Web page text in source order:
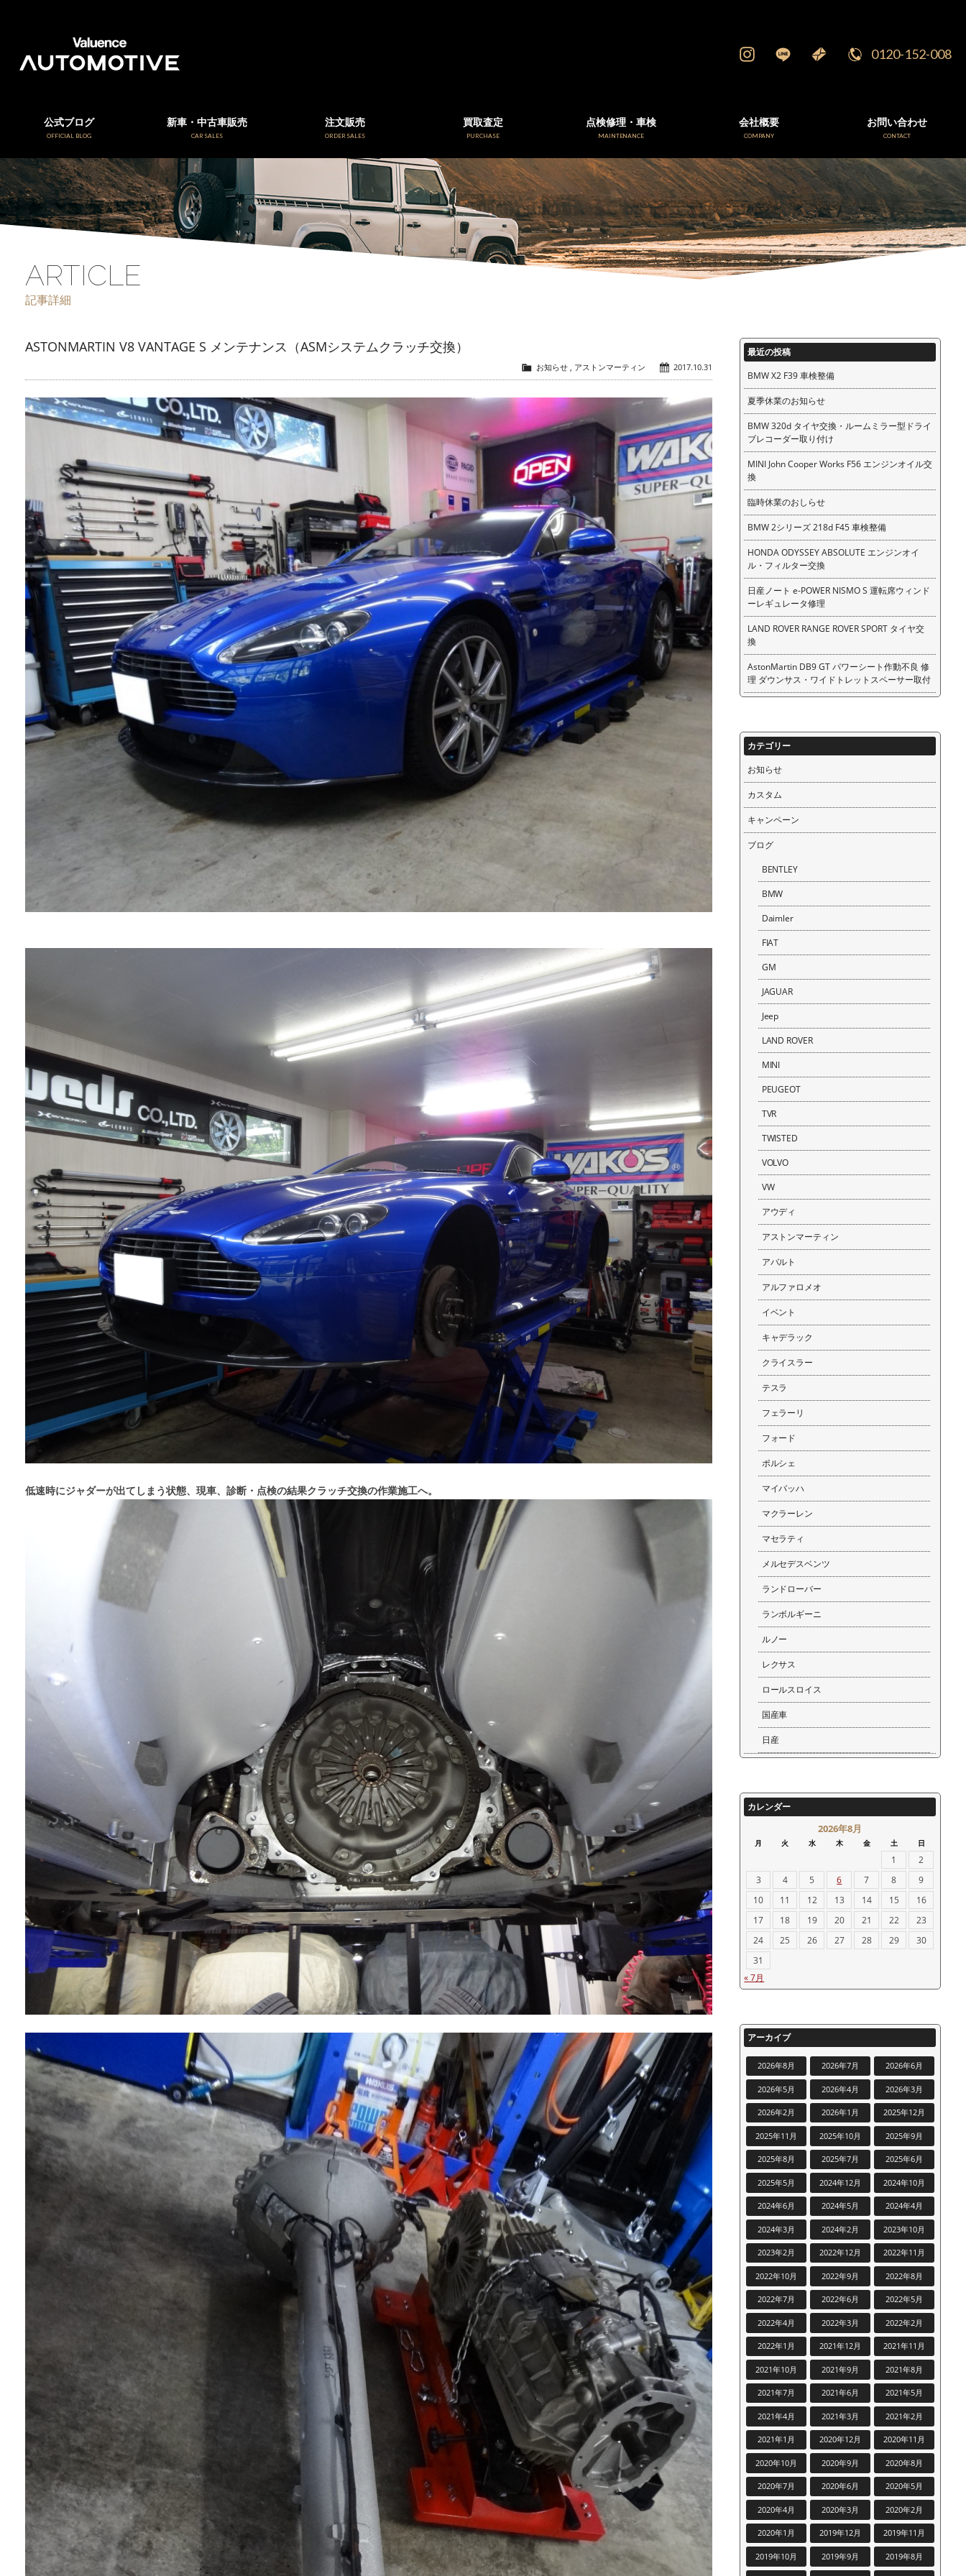
0120-152-008
公式ブログ
OFFICIAL BLOG
新車・中古車販売
CAR SALES
注文販売
ORDER SALES
買取査定
PURCHASE
点検修理・車検
MAINTENANCE
会社概要
COMPANY
お問い合わせ
CONTACT
ARTICLE
記事詳細
ASTONMARTIN V8 VANTAGE S メンテナンス（ASMシステムクラッチ交換）
2017.10.31
お知らせ, アストンマーティン
低速時にジャダーが出てしまう状態、現車、診断・点検の結果クラッチ交換の作業施工へ。
最近の投稿
BMW X2 F39 車検整備
夏季休業のお知らせ
BMW 320d タイヤ交換・ルームミラー型ドライ
ブレコーダー取り付け
MINI John Cooper Works F56 エンジンオイル交
換
臨時休業のおしらせ
BMW 2シリーズ 218d F45 車検整備
HONDA ODYSSEY ABSOLUTE エンジンオイ
ル・フィルター交換
日産ノート e-POWER NISMO S 運転席ウィンド
ーレギュレータ修理
LAND ROVER RANGE ROVER SPORT タイヤ交
換
AstonMartin DB9 GT パワーシート作動不良 修
理 ダウンサス・ワイドトレットスペーサー取付
カテゴリー
お知らせ
カスタム
キャンペーン
ブログ
BENTLEY
BMW
Daimler
FIAT
GM
JAGUAR
Jeep
LAND ROVER
MINI
PEUGEOT
TVR
TWISTED
VOLVO
VW
アウディ
アストンマーティン
アバルト
アルファロメオ
イベント
キャデラック
クライスラー
テスラ
フェラーリ
フォード
ポルシェ
マイバッハ
マクラーレン
マセラティ
メルセデスベンツ
ランドローバー
ランボルギーニ
ルノー
レクサス
ロールスロイス
国産車
日産
カレンダー
2026年8月
月 火 水 木 金 土 日
1
2
3
4 5 6 7 8
9
10
11 12 13 14 15
16
17
18 19 20 21 22
23
24
25 26 27 28 29
30
31
« 7月
アーカイブ
2026年8月 2026年7月 2026年6月
2026年5月 2026年4月 2026年3月
2026年2月 2026年1月 2025年12月
2025年11月 2025年10月 2025年9月
2025年8月 2025年7月 2025年6月
2025年5月 2024年12月 2024年10月
2024年6月 2024年5月 2024年4月
2024年3月 2024年2月 2023年10月
2023年2月 2022年12月 2022年11月
2022年10月 2022年9月 2022年8月
2022年7月 2022年6月 2022年5月
2022年4月 2022年3月 2022年2月
2022年1月 2021年12月 2021年11月
2021年10月 2021年9月 2021年8月
2021年7月 2021年6月 2021年5月
2021年4月 2021年3月 2021年2月
2021年1月 2020年12月 2020年11月
2020年10月 2020年9月 2020年8月
2020年7月 2020年6月 2020年5月
2020年4月 2020年3月 2020年2月
2020年1月 2019年12月 2019年11月
2019年10月 2019年9月 2019年8月